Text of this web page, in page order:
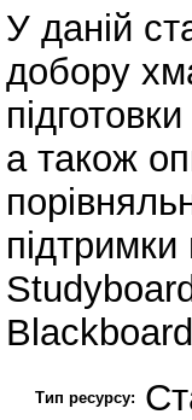
У даній
добору
а також
Тип ресурсу: